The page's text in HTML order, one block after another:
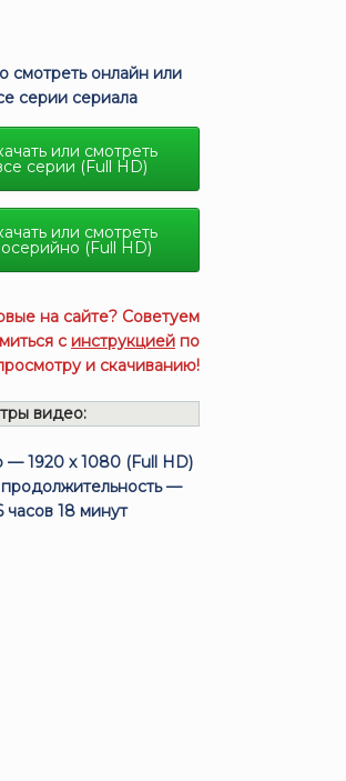
смотреть онлайн или
серии сериала
или смотреть
серии (Full HD)
или смотреть
(Full HD)
на сайте? Советуем
с инструкцией по
и скачиванию!
видео:
— 1920 x 1080 (Full HD)
—
часов 18 минут